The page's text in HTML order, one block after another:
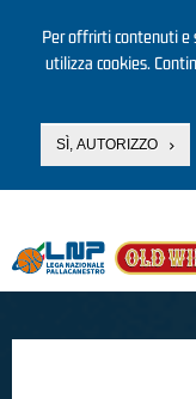
Per offrirti contenuti e
utilizza cookies.
SÌ, AUTORIZZO